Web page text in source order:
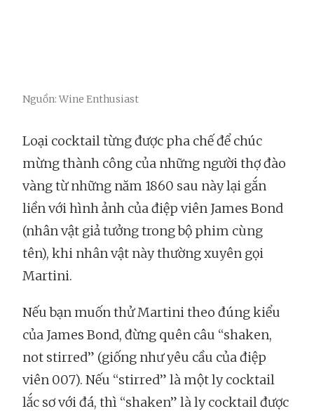
Nguồn: Wine Enthusiast
Loại cocktail từng được pha chế để chúc
mừng thành công của những người thợ đào
vàng từ những năm 1860 sau này lại gắn
liền với hình ảnh của điệp viên James Bond
(nhân vật giả tưởng trong bộ phim cùng
tên), khi nhân vật này thường xuyên gọi
Martini.
Nếu bạn muốn thử Martini theo đúng kiểu
của James Bond, đừng quên câu “shaken,
not stirred” (giống như yêu cầu của điệp
viên 007). Nếu “stirred” là một ly cocktail
lắc sơ với đá, thì “shaken” là ly cocktail được